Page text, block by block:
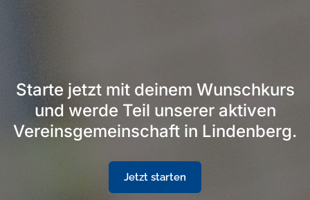
Starte jetzt mit deinem Wunschkurs
und werde Teil unserer aktiven
Vereinsgemeinschaft in Lindenberg.
Jetzt starten